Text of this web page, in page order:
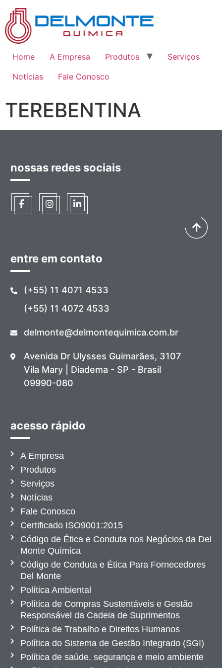
Home A Empresa Produtos
Serviços
Notícias
Fale Conosco
TEREBENTINA
acesso rápido
A Empresa
Produtos
Serviços
Notícias
Fale Conosco
Certificado ISO9001:2015
Código de Ética e Conduta nos Negócios da Del
Monte Química
Código de Conduta e Ética Para Fornecedores
Del Monte
Política Ambiental
Política de Compras Sustentáveis e Gestão
Responsável da Cadeia de Suprimentos
Política de Trabalho e Direitos Humanos
Política do Sistema de Gestão Integrado (SGI)
Política de saúde, segurança e meio ambiente
entre em contato
(+55) 11 4071 4533
(+55) 11 4072 4533
delmonte@delmontequimica.com.br
Avenida Dr Ulysses Guimarães, 3107
Vila Mary | Diadema - SP - Brasil
09990-080
nossas redes sociais